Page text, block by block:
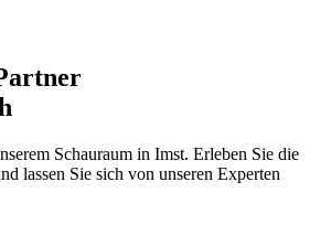
Schauraum in Imst. Erleben Sie die
lassen Sie sich von unseren Experten